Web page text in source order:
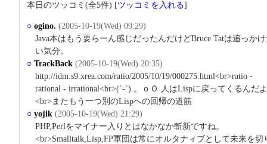
本日のツッコミ(全5件) [ツッコミを入れる]
○ ogino. (2005-10-19(Wed) 09:29)
Java本はもう要らーん感じだったんだけどBruce Tatは追っか
い気分。
○ TrackBack (2005-10-19(Wed) 20:35)
http://idm.s9.xrea.com/ratio/2005/10/19/000275.html<br>ratio -
rational - irrational<br>(´-`).。ｏＯ 人はLispに戻ってくるんだよ
<br>またもう一つ別のLispへの回帰の道筋
○ yojik (2005-10-19(Wed) 21:29)
PHP,Perlをマイナー入りとはなかなか斬新ですね。
<br>Smalltalk,Lisp,FP軍団は常にオルタナィブとして未来を切